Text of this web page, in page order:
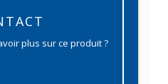
plus sur ce produit ?